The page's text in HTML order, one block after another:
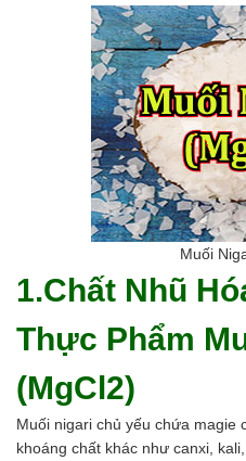
Muối
1.Chất Nhũ
Thực Phẩm
(MgCl2)
Muối nigari chủ yếu chứa magie
khoáng chất khác như canxi,